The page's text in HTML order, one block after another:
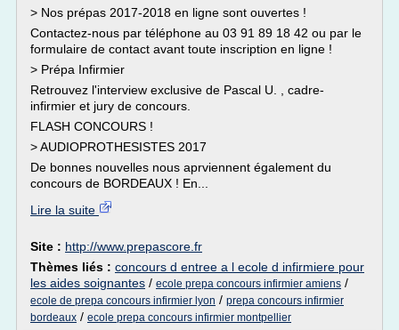
> Nos prépas 2017-2018 en ligne sont ouvertes !
Contactez-nous par téléphone au 03 91 89 18 42 ou par le
formulaire de contact avant toute inscription en ligne !
> Prépa Infirmier
Retrouvez l'interview exclusive de Pascal U. , cadre-
infirmier et jury de concours.
FLASH CONCOURS !
> AUDIOPROTHESISTES 2017
De bonnes nouvelles nous aprviennent également du
concours de BORDEAUX ! En...
Lire la suite
Site : http://www.prepascore.fr
Thèmes liés : concours d entree a l ecole d infirmiere pour
les aides soignantes / ecole prepa concours infirmier amiens /
ecole de prepa concours infirmier lyon / prepa concours infirmier
bordeaux / ecole prepa concours infirmier montpellier